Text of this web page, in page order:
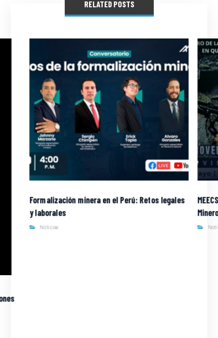
RELATED POSTS
Formalización minera en el Perú: Retos legales
y laborales
Noticias